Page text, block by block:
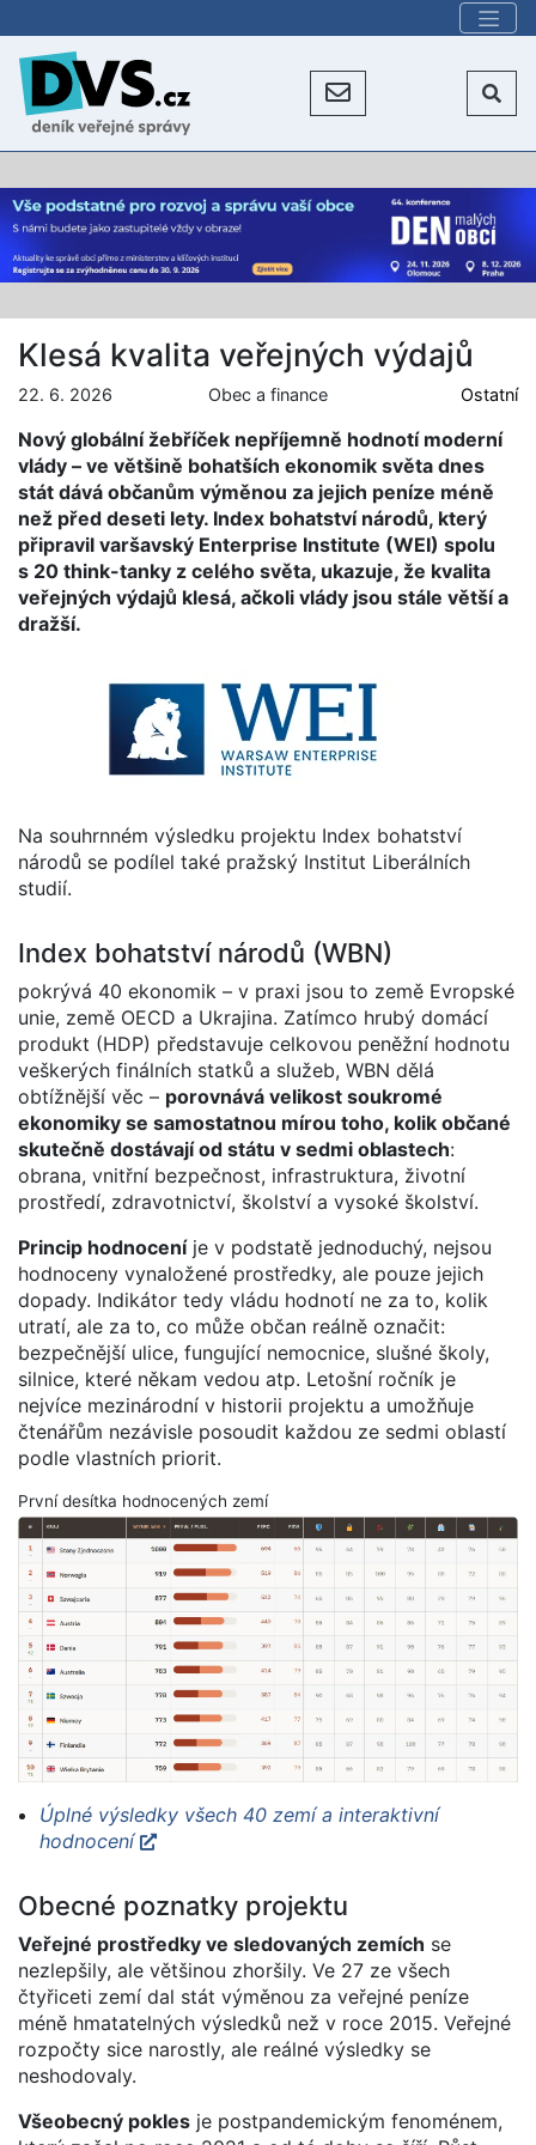
Klesá kvalita veřejných výdajů
22. 6. 2026 Obec a finance Ostatní
Nový globální žebříček nepříjemně hodnotí moderní
vlády – ve většině bohatších ekonomik světa dnes
stát dává občanům výměnou za jejich peníze méně
než před deseti lety. Index bohatství národů, který
připravil varšavský Enterprise Institute (WEI) spolu
s 20 think-tanky z celého světa, ukazuje, že kvalita
veřejných výdajů klesá, ačkoli vlády jsou stále větší a
dražší.
Na souhrnném výsledku projektu Index bohatství
národů se podílel také pražský Institut Liberálních
studií.
Index bohatství národů (WBN)
pokrývá 40 ekonomik – v praxi jsou to země Evropské
unie, země OECD a Ukrajina. Zatímco hrubý domácí
produkt (HDP) představuje celkovou peněžní hodnotu
veškerých finálních statků a služeb, WBN dělá
obtížnější věc – porovnává velikost soukromé
ekonomiky se samostatnou mírou toho, kolik občané
skutečně dostávají od státu v sedmi oblastech:
obrana, vnitřní bezpečnost, infrastruktura, životní
prostředí, zdravotnictví, školství a vysoké školství.
Princip hodnoceníje v podstatě jednoduchý, nejsou
hodnoceny vynaložené prostředky, ale pouze jejich
dopady. Indikátor tedy vládu hodnotí ne za to, kolik
utratí, ale za to, co může občan reálně označit:
bezpečnější ulice, fungující nemocnice, slušné školy,
silnice, které někam vedou atp. Letošní ročník je
nejvíce mezinárodní v historii projektu a umožňuje
čtenářům nezávisle posoudit každou ze sedmi oblastí
podle vlastních priorit.
První desítka hodnocených zemí
Úplné výsledky všech 40 zemí a interaktivní
hodnocení
Obecné poznatky projektu
Veřejné prostředky ve sledovaných zemích se
nezlepšily, ale většinou zhoršily. Ve 27 ze všech
čtyřiceti zemí dal stát výměnou za veřejné peníze
méně hmatatelných výsledků než v roce 2015. Veřejné
rozpočty sice narostly, ale reálné výsledky se
neshodovaly.
Všeobecný pokles je postpandemickým fenoménem,